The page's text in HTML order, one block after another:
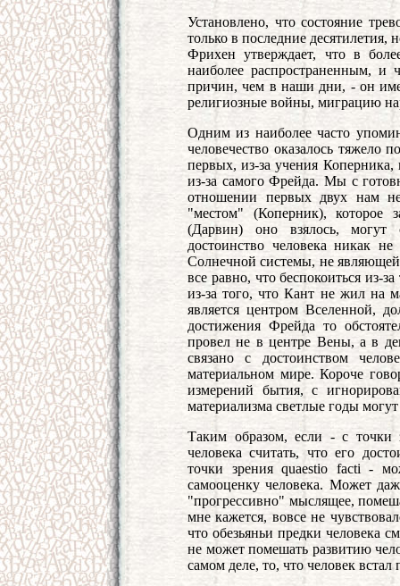
Установлено, что состояние
только в последние
Фрихен утверждает, что в
наиболее распространенным, и
причин, чем в наши дни, - он
религиозные войны, миграцию
Одним из наиболее часто
человечество оказалось
первых, из-за учения
из-за самого Фрейда. Мы с
отношении первых двух нам
"местом" (Коперник), которое
(Дарвин) оно взялось, могут
достоинство человека никак
Солнечной системы, не
все равно, что беспокоиться из-
из-за того, что Кант не жил на
является центром Вселенной,
достижения Фрейда то
провел не в центре Вены, а в
связано с достоинством
материальном мире. Короче
измерений бытия, с
материализма светлые годы
Таким образом, если - с точки
человека считать, что его
точки зрения quaestio facti -
самооценку человека. Может
"прогрессивно" мыслящее,
мне кажется, вовсе не
что обезьяньи предки человека
не может помешать развитию
самом деле, то, что человек